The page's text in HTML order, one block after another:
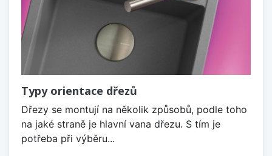
Typy orientace dřezů
Dřezy se montují na několik způsobů, podle toho
na jaké straně je hlavní vana dřezu. S tím je
potřeba při výběru...